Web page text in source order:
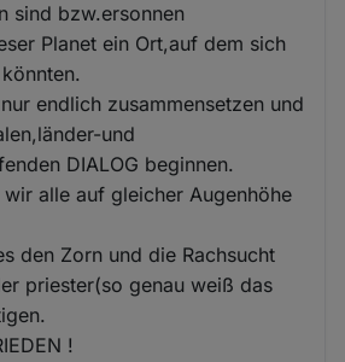
sind bzw.ersonnen
Planet ein Ort,auf dem sich
endlich zusammensetzen und
und
DIALOG beginnen.
alle auf gleicher Augenhöhe
den Zorn und die Rachsucht
priester(so genau weiß das
!